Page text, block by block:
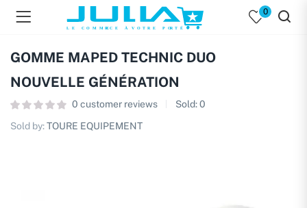
0
GOMME MAPED TECHNIC DUO
NOUVELLE GÉNÉRATION
0 customer reviews Sold:0
Sold by:TOURE EQUIPEMENT